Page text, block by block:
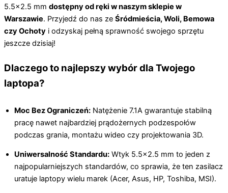
5.5×2.5 mm dostępny od ręki w naszym sklepie w
Warszawie. Przyjedź do nas ze Śródmieścia, Woli, Bemowa
czy Ochoty i odzyskaj pełną sprawność swojego sprzętu
jeszcze dzisiaj!
Dlaczego to najlepszy wybór dla Twojego
laptopa?
Moc Bez Ograniczeń: Natężenie 7.1A gwarantuje stabilną
pracę nawet najbardziej prądożernych podzespołów
podczas grania, montażu wideo czy projektowania 3D.
Uniwersalność Standardu: Wtyk 5.5×2.5 mm to jeden z
najpopularniejszych standardów, co sprawia, że ten zasilacz
uratuje laptopy wielu marek (Acer, Asus, HP, Toshiba, MSI).